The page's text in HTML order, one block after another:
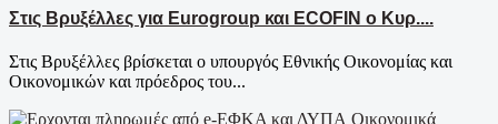
Στις Βρυξέλλες για Eurogroup και ECOFIN ο Κυρ....
Στις Βρυξέλλες βρίσκεται ο υπουργός Εθνικής Οικονομίας και
Οικονομικών και πρόεδρος του...
Οικονομικά